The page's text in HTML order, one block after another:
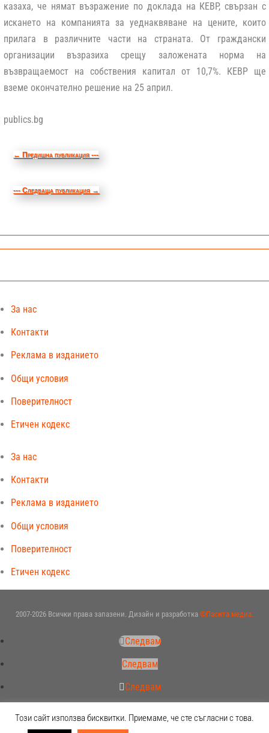
казаха, че нямат възражение по доклада на КЕВР, свързан с
искането на компанията за уеднаквяване на цените, които
прилага в различните части на страната. От граждански
организации възразиха срещу заложената норма на
възвращаемост на собствения капитал от 10,7%. КЕВР ще
вземе окончателно решение на 25 април.
publics.bg
←Предишна публикация ---
--- Следваща публикация →
За нас
Контакти
Реклама в изданието
Общи условия
Поверителност
Етичен кодекс
За нас
Контакти
Реклама в изданието
Общи условия
Поверителност
Етичен кодекс
2007-2026 Всички права запазени. Дизайн и разработка ©Пасита медиа.
Следвам
Следвам
Следвам
Този сайт използва бисквитки. Приемаме, че сте съгласни с това.